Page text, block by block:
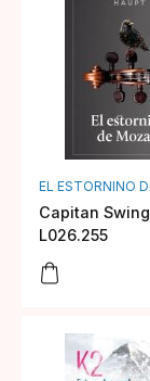
EL ESTORNINO
Capitan Swing |
L026.255